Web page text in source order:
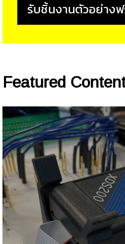
รับชิ้นงานตัวอย่าง
Featured